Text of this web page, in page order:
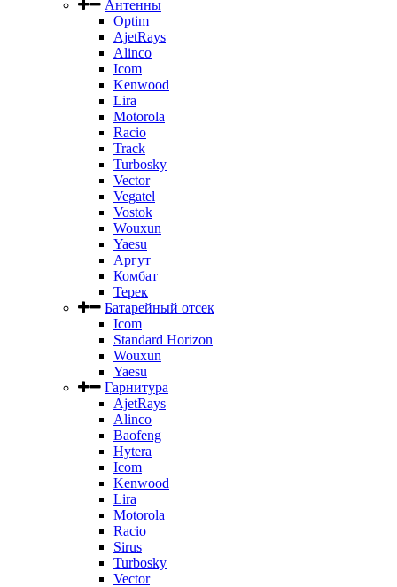
Антенны
Optim
AjetRays
Alinco
Icom
Kenwood
Lira
Motorola
Racio
Track
Turbosky
Vector
Vegatel
Vostok
Wouxun
Yaesu
Аргут
Комбат
Терек
Батарейный отсек
Icom
Standard Horizon
Wouxun
Yaesu
Гарнитура
AjetRays
Alinco
Baofeng
Hytera
Icom
Kenwood
Lira
Motorola
Racio
Sirus
Turbosky
Vector